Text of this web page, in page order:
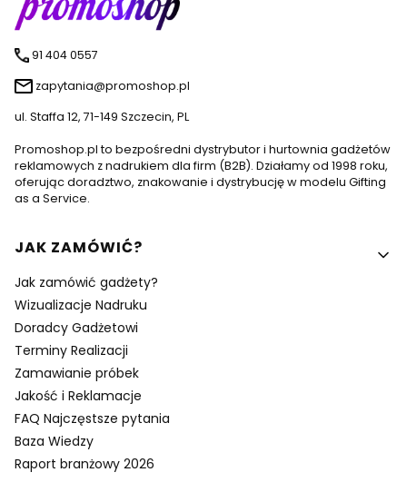
91 404 0557
zapytania@promoshop.pl
ul. Staffa 12, 71-149 Szczecin, PL
Promoshop.pl to bezpośredni dystrybutor i hurtownia gadżetów
reklamowych z nadrukiem dla firm (B2B). Działamy od 1998 roku,
oferując doradztwo, znakowanie i dystrybucję w modelu Gifting
as a Service.
Linki w stopce
JAK ZAMÓWIĆ?
Jak zamówić gadżety?
Wizualizacje Nadruku
Doradcy Gadżetowi
Terminy Realizacji
Zamawianie próbek
Jakość i Reklamacje
FAQ Najczęstsze pytania
Baza Wiedzy
Raport branżowy 2026